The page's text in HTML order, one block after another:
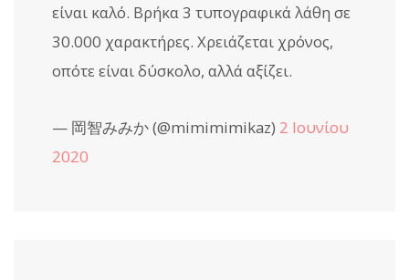
είναι καλό. Βρήκα 3 τυπογραφικά λάθη σε
30.000 χαρακτήρες. Χρειάζεται χρόνος,
οπότε είναι δύσκολο, αλλά αξίζει.
— 岡智みみか (@mimimimikaz) 2 Ιουνίου
2020